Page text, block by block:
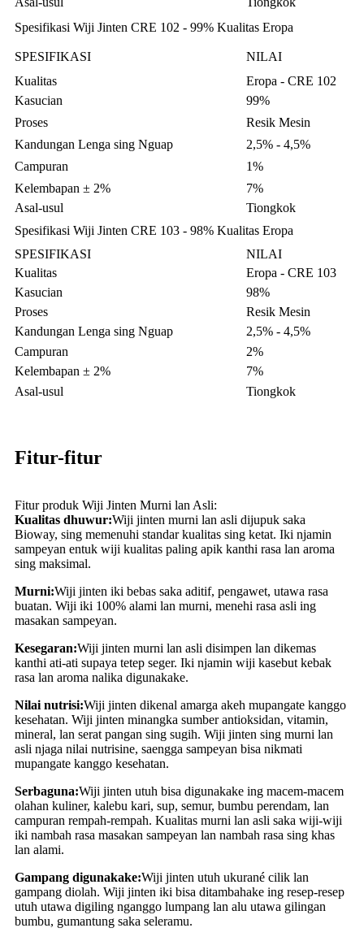
Spesifikasi Wiji Jinten CRE 102 - 99% Kualitas Eropa
SPESIFIKASI
NILAI
Kualitas
Eropa - CRE 102
Kasucian
99%
Proses
Resik Mesin
Kandungan Lenga sing Nguap
2,5% - 4,5%
Campuran
1%
Kelembapan ± 2%
7%
Asal-usul
Tiongkok
Spesifikasi Wiji Jinten CRE 103 - 98% Kualitas Eropa
SPESIFIKASI
NILAI
Kualitas
Eropa - CRE 103
Kasucian
98%
Proses
Resik Mesin
Kandungan Lenga sing Nguap
2,5% - 4,5%
Campuran
2%
Kelembapan ± 2%
7%
Asal-usul
Tiongkok
Fitur-fitur
Fitur produk Wiji Jinten Murni lan Asli:
Kualitas dhuwur:Wiji jinten murni lan asli dijupuk saka
Bioway, sing memenuhi standar kualitas sing ketat. Iki njamin
sampeyan entuk wiji kualitas paling apik kanthi rasa lan aroma
sing maksimal.
Murni:Wiji jinten iki bebas saka aditif, pengawet, utawa rasa
buatan. Wiji iki 100% alami lan murni, menehi rasa asli ing
masakan sampeyan.
Kesegaran:Wiji jinten murni lan asli disimpen lan dikemas
kanthi ati-ati supaya tetep seger. Iki njamin wiji kasebut kebak
rasa lan aroma nalika digunakake.
Nilai nutrisi:Wiji jinten dikenal amarga akeh mupangate kanggo
kesehatan. Wiji jinten minangka sumber antioksidan, vitamin,
mineral, lan serat pangan sing sugih. Wiji jinten sing murni lan
asli njaga nilai nutrisine, saengga sampeyan bisa nikmati
mupangate kanggo kesehatan.
Serbaguna:Wiji jinten utuh bisa digunakake ing macem-macem
olahan kuliner, kalebu kari, sup, semur, bumbu perendam, lan
campuran rempah-rempah. Kualitas murni lan asli saka wiji-wiji
iki nambah rasa masakan sampeyan lan nambah rasa sing khas
lan alami.
Gampang digunakake:Wiji jinten utuh ukurané cilik lan
gampang diolah. Wiji jinten iki bisa ditambahake ing resep-resep
utuh utawa digiling nganggo lumpang lan alu utawa gilingan
bumbu, gumantung saka seleramu.